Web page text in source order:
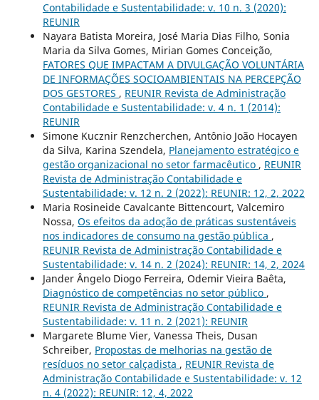
Contabilidade e Sustentabilidade: v. 10 n. 3 (2020):
REUNIR
Nayara Batista Moreira, José Maria Dias Filho, Sonia
Maria da Silva Gomes, Mirian Gomes Conceição,
FATORES QUE IMPACTAM A DIVULGAÇÃO VOLUNTÁRIA
DE INFORMAÇÕES SOCIOAMBIENTAIS NA PERCEPÇÃO
DOS GESTORES , REUNIR Revista de Administração
Contabilidade e Sustentabilidade: v. 4 n. 1 (2014):
REUNIR
Simone Kucznir Renzcherchen, Antônio João Hocayen
da Silva, Karina Szendela, Planejamento estratégico e
gestão organizacional no setor farmacêutico , REUNIR
Revista de Administração Contabilidade e
Sustentabilidade: v. 12 n. 2 (2022): REUNIR: 12, 2, 2022
Maria Rosineide Cavalcante Bittencourt, Valcemiro
Nossa, Os efeitos da adoção de práticas sustentáveis
nos indicadores de consumo na gestão pública ,
REUNIR Revista de Administração Contabilidade e
Sustentabilidade: v. 14 n. 2 (2024): REUNIR: 14, 2, 2024
Jander Ângelo Diogo Ferreira, Odemir Vieira Baêta,
Diagnóstico de competências no setor público ,
REUNIR Revista de Administração Contabilidade e
Sustentabilidade: v. 11 n. 2 (2021): REUNIR
Margarete Blume Vier, Vanessa Theis, Dusan
Schreiber, Propostas de melhorias na gestão de
resíduos no setor calçadista , REUNIR Revista de
Administração Contabilidade e Sustentabilidade: v. 12
n. 4 (2022): REUNIR: 12, 4, 2022